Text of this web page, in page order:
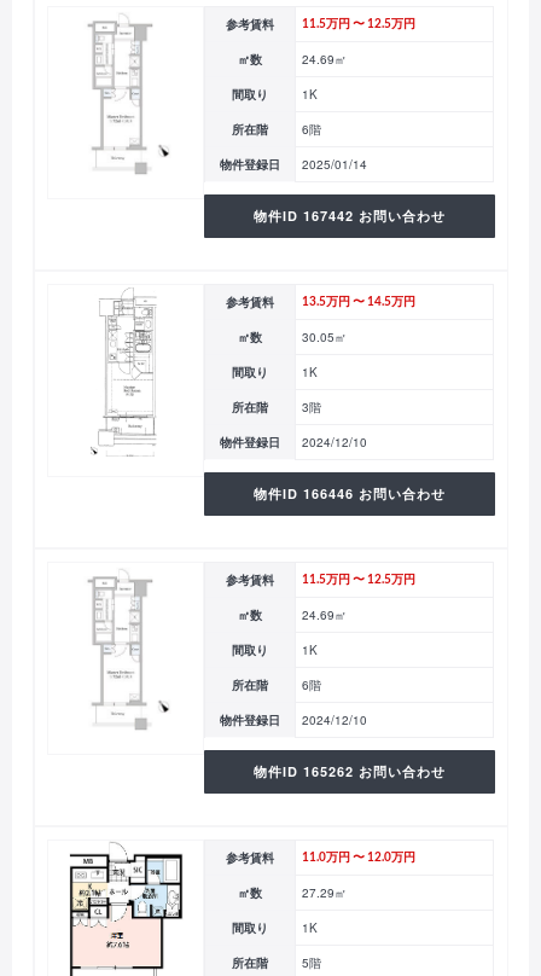
参考賃料 11.5万円 〜 12.5万円
㎡数 24.69㎡
間取り 1K
所在階 6階
物件登録日 2025/01/14
物件ID 167442 お問い合わせ
参考賃料 13.5万円 〜 14.5万円
㎡数 30.05㎡
間取り 1K
所在階 3階
物件登録日 2024/12/10
物件ID 166446 お問い合わせ
参考賃料 11.5万円 〜 12.5万円
㎡数 24.69㎡
間取り 1K
所在階 6階
物件登録日 2024/12/10
物件ID 165262 お問い合わせ
参考賃料 11.0万円 〜 12.0万円
㎡数 27.29㎡
間取り 1K
所在階 5階